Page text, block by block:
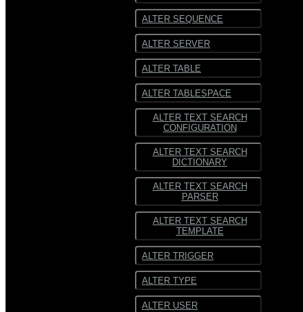
ALTER SEQUENCE
ALTER SERVER
ALTER TABLE
ALTER TABLESPACE
ALTER TEXT SEARCH
CONFIGURATION
ALTER TEXT SEARCH
DICTIONARY
ALTER TEXT SEARCH
PARSER
ALTER TEXT SEARCH
TEMPLATE
ALTER TRIGGER
ALTER TYPE
ALTER USER